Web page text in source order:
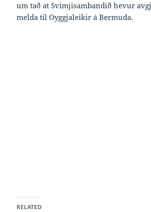
um tað at Svimjisambandið hevur
melda til Oyggjaleikir á Bermuda.
RELATED